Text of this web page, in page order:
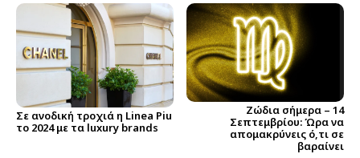
Σε ανοδική τροχιά η Linea Piu
το 2024 με τα luxury brands
Ζώδια σήμερα – 14
Σεπτεμβρίου: Ώρα να
απομακρύνεις ό,τι σε
βαραίνει